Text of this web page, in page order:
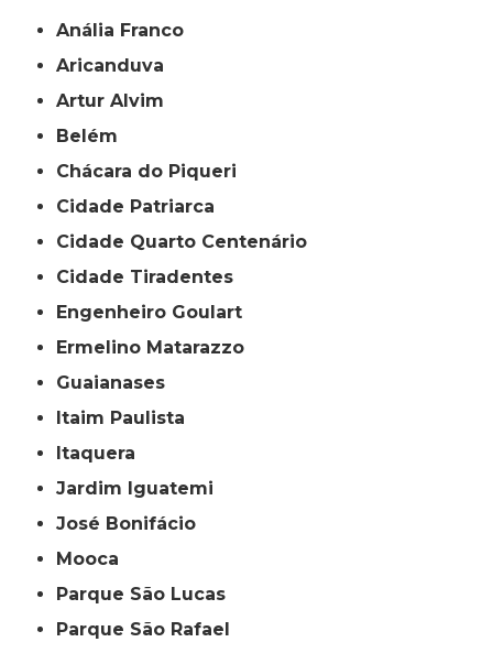
Anália Franco
Aricanduva
Artur Alvim
Belém
Chácara do Piqueri
Cidade Patriarca
Cidade Quarto Centenário
Cidade Tiradentes
Engenheiro Goulart
Ermelino Matarazzo
Guaianases
Itaim Paulista
Itaquera
Jardim Iguatemi
José Bonifácio
Mooca
Parque São Lucas
Parque São Rafael